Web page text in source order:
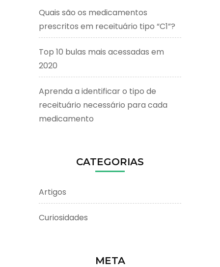
Quais são os medicamentos
prescritos em receituário tipo “C1”?
Top 10 bulas mais acessadas em
2020
Aprenda a identificar o tipo de
receituário necessário para cada
medicamento
CATEGORIAS
Artigos
Curiosidades
META